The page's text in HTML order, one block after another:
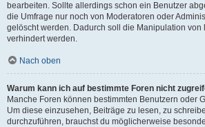
bearbeiten. Sollte allerdings schon ein Benutzer
die Umfrage nur noch von Moderatoren oder
gelöscht werden. Dadurch soll die Manipulation von
verhindert werden.
Nach oben
Warum kann ich auf bestimmte Foren nicht
Manche Foren können bestimmten Benutzern oder
Um diese einzusehen, Beiträge zu lesen, zu
durchzuführen, brauchst du möglicherweise